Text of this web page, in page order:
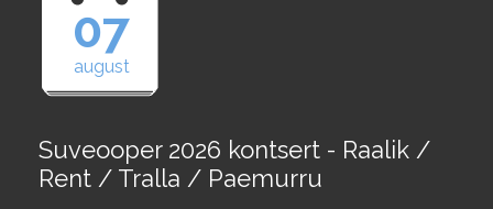
07
august
Suveooper 2026 kontsert - Raalik /
Rent / Tralla / Paemurru